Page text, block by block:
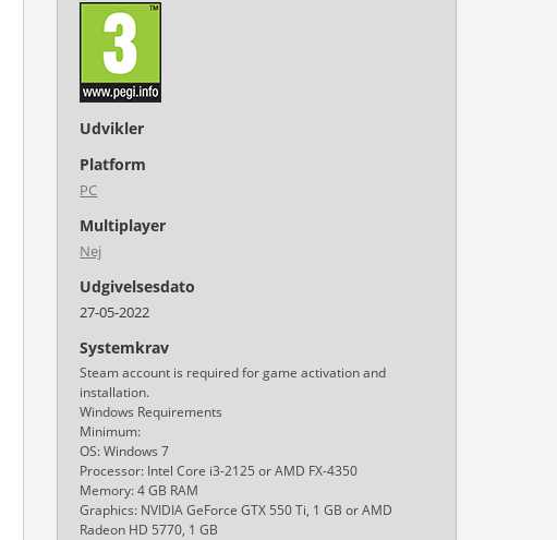
Udvikler
Platform
PC
Multiplayer
Nej
Udgivelsesdato
27-05-2022
Systemkrav
Steam account is required for game activation and
installation.
Windows Requirements
Minimum:
OS: Windows 7
Processor: Intel Core i3-2125 or AMD FX-4350
Memory: 4 GB RAM
Graphics: NVIDIA GeForce GTX 550 Ti, 1 GB or AMD
Radeon HD 5770, 1 GB